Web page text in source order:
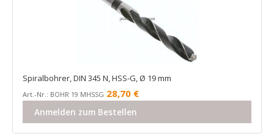
Spiralbohrer, DIN 345 N, HSS-G, Ø 19 mm
Art.-Nr.: BOHR 19 MHSSG 28,70 €
Anmelden zum Bestellen